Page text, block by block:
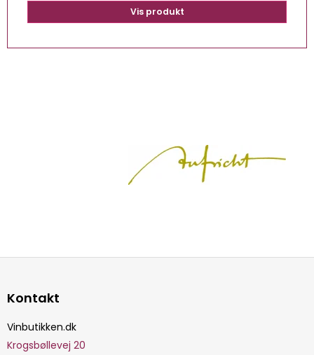
Vis produkt
Kontakt
Vinbutikken.dk
Krogsbøllevej 20